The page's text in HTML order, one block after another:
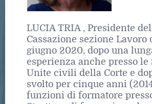
LUCIA TRIA , Presidente
Cassazione sezione Lavoro
giugno 2020, dopo una
esperienza anche presso le
Unite civili della Corte e
svolto per cinque anni
funzioni di formatore